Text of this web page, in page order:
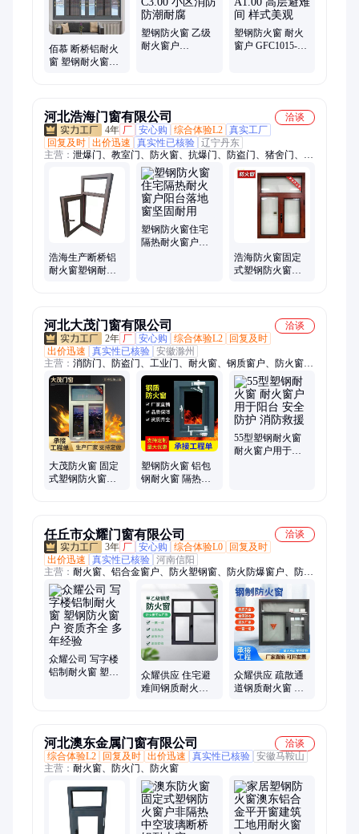
佰慕 断桥铝耐火
窗 塑钢耐火窗户
塑钢防火窗 乙级
耐火窗户
塑钢防火窗 耐火
窗户 GFC1015-D-
河北浩海门窗有限公司
洽谈
4年 厂 安心购 综合体验L2 真实工厂
回复及时 出价迅速 真实性已核验 辽宁丹东
主营： 泄爆门、教室门、防火窗、抗爆门、防盗门、猪舍门、宿
舍门、中悬窗、铝单板、防爆门、医用门、防火门、储藏间门、
断桥门窗、医疗钢质门、防火防爆窗、防火安全门、家用入户
门、消防救援窗、消防玻璃窗、防火卷帘门、钢质净化门、楼宇
单元门、防爆密闭门、断桥铝门窗
浩海生产断桥铝
耐火窗塑钢耐火
塑钢防火窗住宅
隔热耐火窗户阳
浩海防火窗固定
式塑钢防火窗户
河北大茂门窗有限公司
洽谈
2年 厂 安心购 综合体验L2
回复及时
出价迅速
真实性已核验 安徽滁州
主营： 消防门、防盗门、工业门、耐火窗、钢质窗户、防火窗、
消防窗、隔热门、门窗定制、防火门窗、防爆门窗、抗爆门窗、
隔音门窗、防火门、百叶窗、洁净门、消防救援窗、变压器大
门、排烟天窗、防火卷帘门、楼宇门、钢木大门、挡烟垂壁、教
室门
大茂防火窗 固定
式塑钢防火窗户
塑钢防火窗 铝包
钢耐火窗 隔热非
55型塑钢耐火窗
耐火窗户用于阳
任丘市众耀门窗有限公司
洽谈
3年 厂 安心购 综合体验L0
回复及时
出价迅速
真实性已核验 河南信阳
主营： 耐火窗、铝合金窗户、防火塑钢窗、防火防爆窗户、防火
窗、推拉窗、断桥铝窗
众耀公司 写字楼
铝制耐火窗 塑钢
众耀供应 住宅避
难间钢质耐火窗
众耀供应 疏散通
道钢质耐火窗 塑
河北澳东金属门窗有限公司
洽谈
综合体验L2
回复及时 出价迅速 真实性已核验 安徽马鞍山
主营： 耐火窗、防火门、防火窗